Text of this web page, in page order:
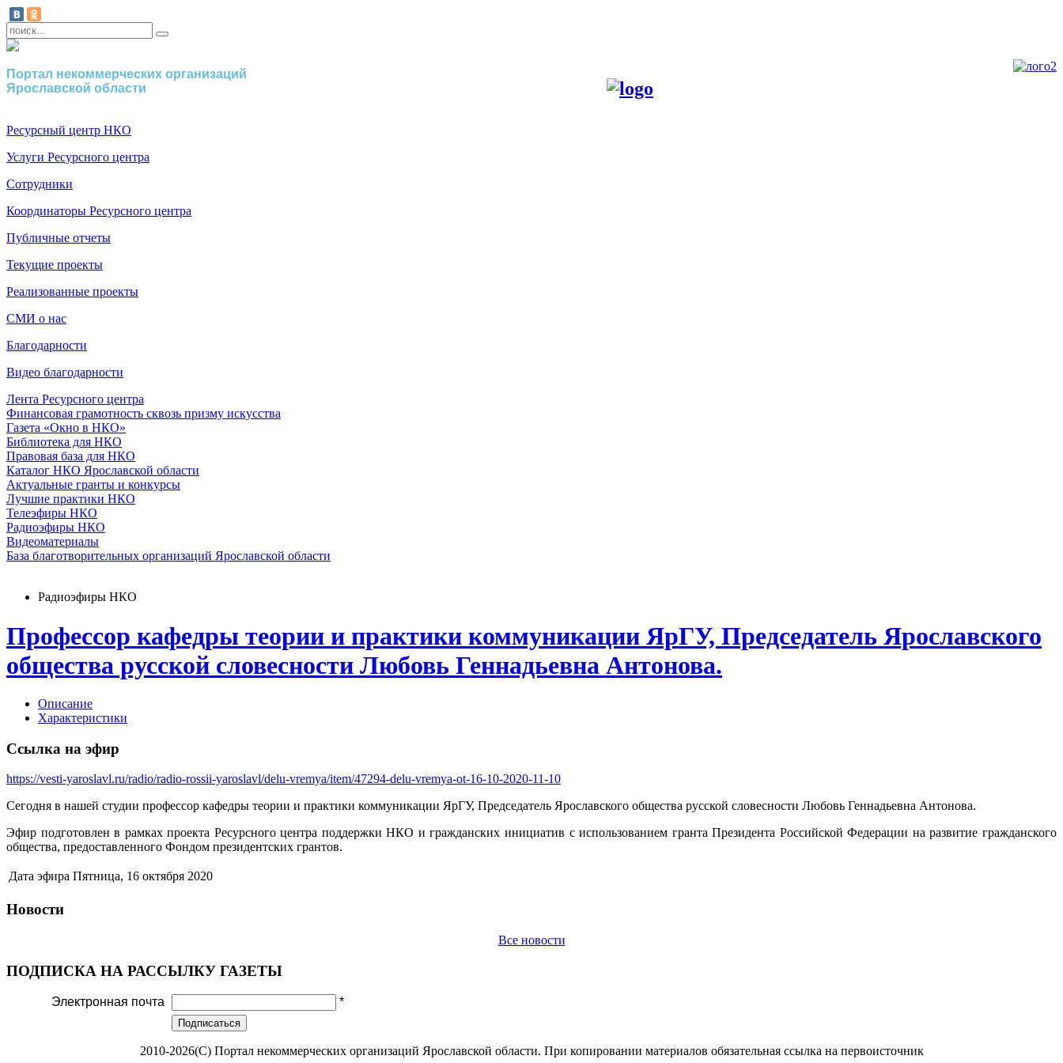
Портал некоммерческих организаций
Ярославской области
Ресурсный центр НКО
Услуги Ресурсного центра
Сотрудники
Координаторы Ресурсного центра
Публичные отчеты
Текущие проекты
Реализованные проекты
СМИ о нас
Благодарности
Видео благодарности
Лента Ресурсного центра
Финансовая грамотность сквозь призму искусства
Газета «Окно в НКО»
Библиотека для НКО
Правовая база для НКО
Каталог НКО Ярославской области
Актуальные гранты и конкурсы
Лучшие практики НКО
Телеэфиры НКО
Радиоэфиры НКО
Видеоматериалы
База благотворительных организаций Ярославской области
Радиоэфиры НКО
Профессор кафедры теории и практики коммуникации ЯрГУ, Председатель Ярославского
общества русской словесности Любовь Геннадьевна Антонова.
Описание
Характеристики
Ссылка на эфир
https://vesti-yaroslavl.ru/radio/radio-rossii-yaroslavl/delu-vremya/item/47294-delu-vremya-ot-16-10-2020-11-10
Сегодня в нашей студии профессор кафедры теории и практики коммуникации ЯрГУ, Председатель Ярославского общества русской словесности Любовь Геннадьевна Антонова.
Эфир подготовлен в рамках проекта Ресурсного центра поддержки НКО и гражданских инициатив с использованием гранта Президента Российской Федерации на развитие гражданского
общества, предоставленного Фондом президентских грантов.
Дата эфира Пятница, 16 октября 2020
Новости
Все новости
ПОДПИСКА НА РАССЫЛКУ ГАЗЕТЫ
Электронная почта *
Подписаться
2010-2026(С) Портал некоммерческих организаций Ярославской области. При копировании материалов обязательная ссылка на первоисточник